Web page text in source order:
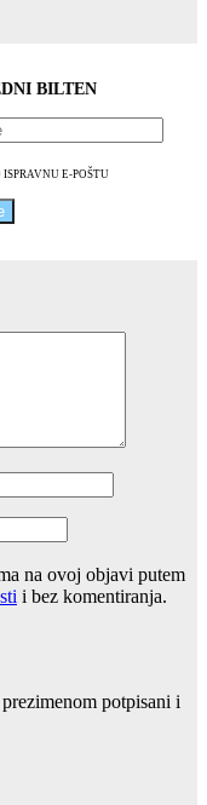
BILTEN
E-POŠTU
na ovoj objavi putem
i bez komentiranja.
potpisani i